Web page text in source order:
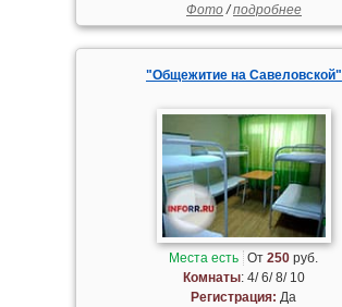
Фото/подробнее
"Общежитие на Савеловской"
Места есть От250 руб.
Комнаты: 4/ 6/ 8/ 10
Регистрация: Да